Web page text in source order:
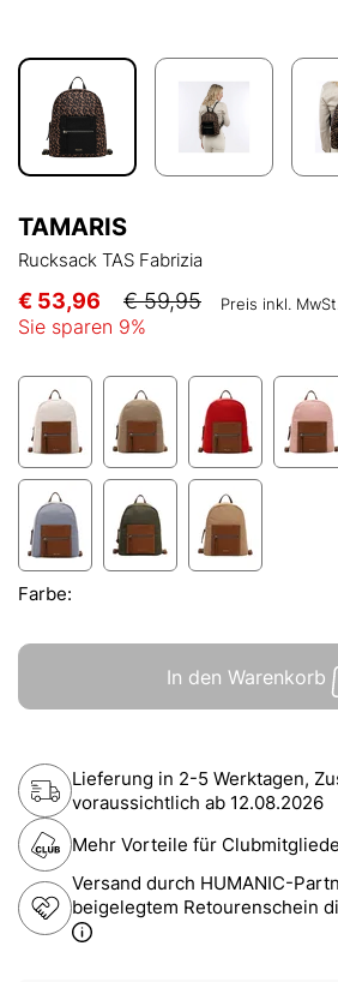
TAMARIS
Rucksack TAS Fabrizia
€ 53,96 € 59,95 Preis inkl. MwSt.
Sie sparen 9%
Farbe:
In den Warenkorb
Lieferung in 2-5 Werktagen,
voraussichtlich ab 12.08.2026
Mehr Vorteile für
Versand durch HUMANIC-
beigelegtem Retourenschein